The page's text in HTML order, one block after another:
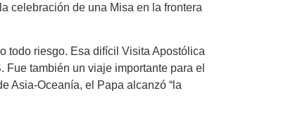
celebración de una Misa en la frontera
todo riesgo. Esa difícil Visita Apostólica
también un viaje importante para el
Asia-Oceanía, el Papa alcanzó “la